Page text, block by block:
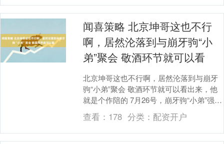
闻喜策略 北京坤哥这也不行
啊，居然沦落到与崩牙驹“小
弟”聚会 敬酒环节就可以看
北京坤哥这也不行啊，居然沦落到与崩牙
驹“小弟”聚会 敬酒环节就可以看出来，他
就是个作陪的 7月26号，崩牙驹“小弟”强哥
分享了一段聚会的画面，并欢迎北京坤哥
与中....
查看： 178 分类： 配资开户